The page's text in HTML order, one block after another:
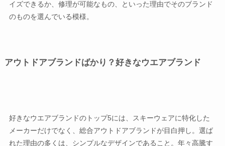
イズできるか、修理が可能なもの、といった理由でそのブランド
のものを選んでいる模様。
アウトドアブランドばかり？好きなウエアブランド
好きなウエアブランドのトップ5には、スキーウェアに特化した
メーカーだけでなく、総合アウトドアブランドが目白押し。選ば
れた理由の多くは、シンプルなデザインであること。年々高騰す